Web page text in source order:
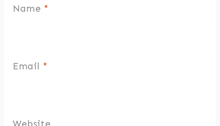
Name *
Email *